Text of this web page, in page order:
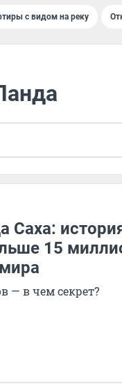
с видом на реку
Саха:
15
— в чем секрет?